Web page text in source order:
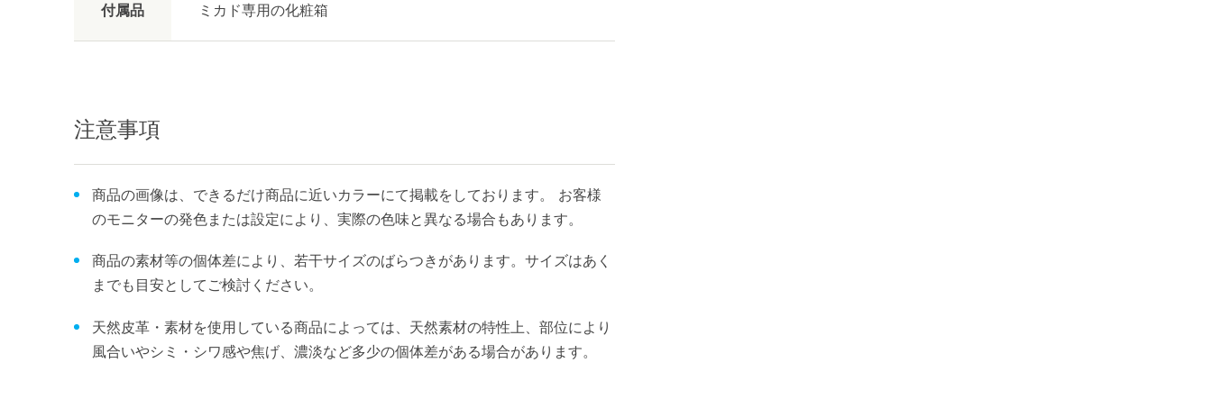
付属品 ミカド専用の化粧箱
注意事項
商品の画像は、できるだけ商品に近いカラーにて掲載をしております。 お客様
のモニターの発色または設定により、実際の色味と異なる場合もあります。
商品の素材等の個体差により、若干サイズのばらつきがあります。サイズはあく
までも目安としてご検討ください。
天然皮革・素材を使用している商品によっては、天然素材の特性上、部位により
風合いやシミ・シワ感や焦げ、濃淡など多少の個体差がある場合があります。